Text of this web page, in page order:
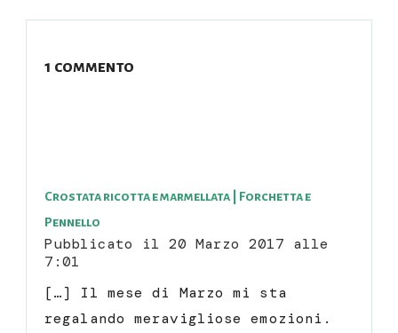
1 commento
Crostata ricotta e marmellata | Forchetta e
Pennello
Pubblicato il 20 Marzo 2017 alle
7:01
[…] Il mese di Marzo mi sta
regalando meravigliose emozioni.